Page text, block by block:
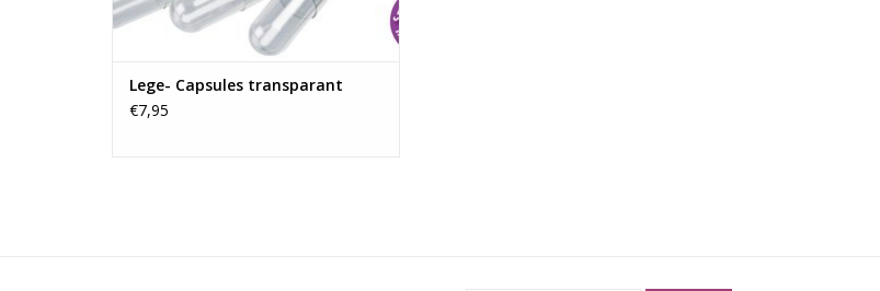
TOEVOEGEN AAN WINKELWAGEN
Lege- Capsules transparant
€7,95